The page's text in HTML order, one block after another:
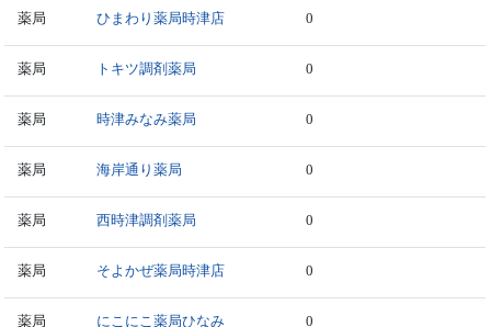
薬局 ひまわり薬局時津店 0
薬局 トキツ調剤薬局 0
薬局 時津みなみ薬局 0
薬局 海岸通り薬局 0
薬局 西時津調剤薬局 0
薬局 そよかぜ薬局時津店 0
薬局 にこにこ薬局ひなみ 0